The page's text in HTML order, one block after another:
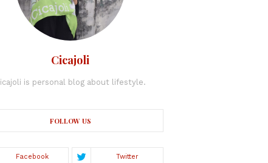
Cicajoli
is personal blog about lifestyle.
FOLLOW US